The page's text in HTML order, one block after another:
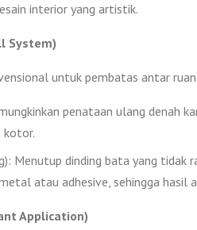
interior yang artistik.
System)
untuk pembatas antar
penataan ulang denah
kotor.
Menutup dinding bata yang
atau adhesive, sehingga hasil
Application)